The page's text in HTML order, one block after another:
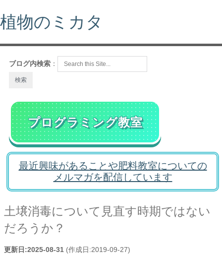
植物のミカタ
ブログ内検索 ：
プログラミング教室
最近興味があることや肥料教室についての
メルマガを配信しています
土壌消毒について見直す時期ではない
だろうか？
更新日:2025-08-31 (作成日:2019-09-27)